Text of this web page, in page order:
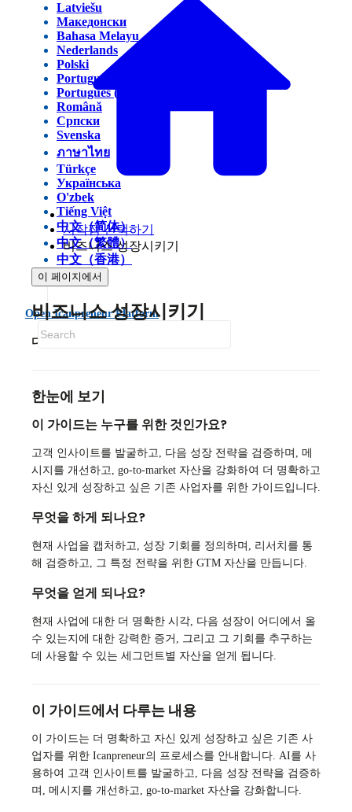
Latviešu
Македонски
Bahasa Melayu
Nederlands
Polski
Português (Brasil)
Português (Portugal)
Română
Српски
Svenska
ภาษาไทย
Türkçe
Українська
O'zbek
Tiếng Việt
中文（简体）
中文（繁體）
中文（香港）
Open Icanpreneur Platform
시작점 선택하기
비즈니스 성장시키기
이 페이지에서
비즈니스 성장시키기
다음 성장 전략을 발굴하고 검증하세요.
한눈에 보기
이 가이드는 누구를 위한 것인가요?
고객 인사이트를 발굴하고, 다음 성장 전략을 검증하며, 메
시지를 개선하고, go-to-market 자산을 강화하여 더 명확하고
자신 있게 성장하고 싶은 기존 사업자를 위한 가이드입니다.
무엇을 하게 되나요?
현재 사업을 캡처하고, 성장 기회를 정의하며, 리서치를 통
해 검증하고, 그 특정 전략을 위한 GTM 자산을 만듭니다.
무엇을 얻게 되나요?
현재 사업에 대한 더 명확한 시각, 다음 성장이 어디에서 올
수 있는지에 대한 강력한 증거, 그리고 그 기회를 추구하는
데 사용할 수 있는 세그먼트별 자산을 얻게 됩니다.
이 가이드에서 다루는 내용
이 가이드는 더 명확하고 자신 있게 성장하고 싶은 기존 사
업자를 위한 Icanpreneur의 프로세스를 안내합니다. AI를 사
용하여 고객 인사이트를 발굴하고, 다음 성장 전략을 검증하
며, 메시지를 개선하고, go-to-market 자산을 강화합니다.